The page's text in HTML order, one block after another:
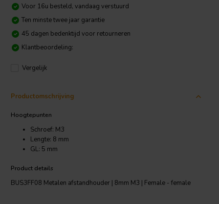
Voor 16u besteld, vandaag verstuurd
Ten minste twee jaar garantie
45 dagen bedenktijd voor retourneren
Klantbeoordeling:
Vergelijk
Productomschrijving
Hoogtepunten
Schroef: M3
Lengte: 8 mm
GL: 5 mm
Product details
BUS3FF08 Metalen afstandhouder | 8mm M3 | Female - female